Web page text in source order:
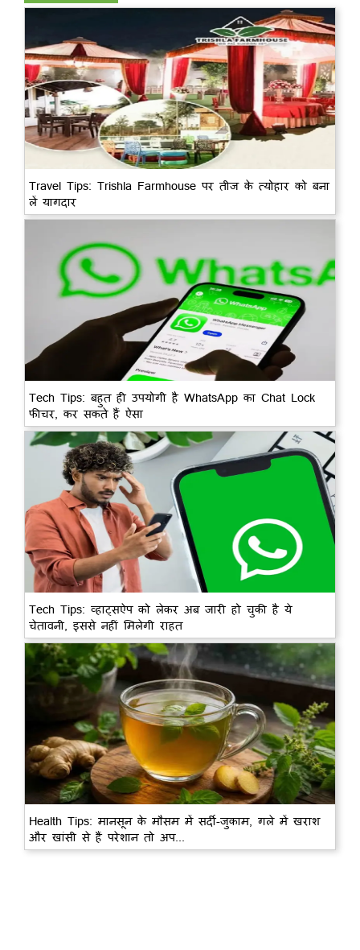
Travel Tips: Trishla Farmhouse पर तीज के त्योहार को बना
लें यागदार
Tech Tips: बहुत ही उपयोगी है WhatsApp का Chat Lock
फीचर, कर सकते हैं ऐसा
Tech Tips: व्हाट्सऐप को लेकर अब जारी हो चुकी है ये
चेतावनी, इससे नहीं मिलेगी राहत
Health Tips: मानसून के मौसम में सर्दी-जुकाम, गले में खराश
और खांसी से हैं परेशान तो अप...